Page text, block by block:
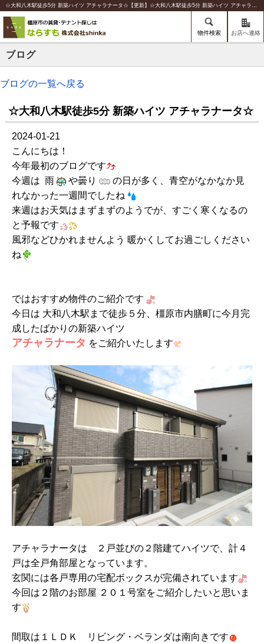
☆大和八木駅徒歩5分 新築ハイツ アチャラナータ☆【更新】☆大和八木駅徒歩5分 新築ハイツ アチャラナータ☆ | 橿原の賃貸のことならならすも【株式会社shinka】
物件検索 お店へ連絡
ブログ
ブログの一覧へ戻る
☆大和八木駅徒歩5分 新築ハイツ アチャラナータ☆
2024-01-21
こんにちは！
今年最初のブログです
今週は 雨
や曇り
の日が多く、青空がなかなか見
れなかった一週間でしたね
来週はお天気はまずまずのようでが、すごく寒くなるの
と予報です
風邪などひかれませんよう 暖かくしてお過ごしください
ね
ではおすすめ物件のご紹介です
今日は 大和八木駅まで徒歩５分、橿原市内膳町に今月完
成したばかりの新築ハイツ
アチャラナータ をご紹介いたします
アチャラナータは ２戸並びの２階建てハイツで、計４
戸は全戸角部屋となっています。
玄関には各戸専用の宅配ボックスが完備されています
今回は２階のお部屋 ２０１号室をご紹介したいと思いま
す
間取は１ＬＤＫ リビング・ベランダは南向きです